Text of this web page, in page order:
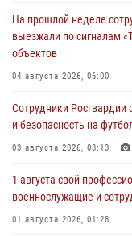
На прошлой неделе
выезжали по сигналам
объектов
04 августа 2026, 06:00
Сотрудники Росгвардии
и безопасность на
03 августа 2026, 03:13
1 августа свой
военнослужащие и
01 августа 2026, 01:28